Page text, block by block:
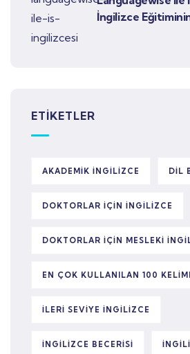
İngilizce
ETIKETLER
AKADEMIK INGILIZCE DIL
DOKTORLAR IÇIN INGILIZCE
DOKTORLAR IÇIN MESLEKI
EN ÇOK KULLANILAN 100
ILERI SEVIYE INGILIZCE
INGILIZCE BECERISI